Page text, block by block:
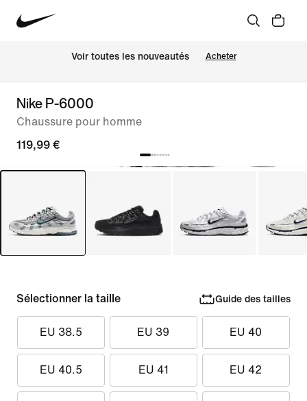
Voir toutes les nouveautés Acheter
Nike P-6000
Chaussure pour homme
119,99 €
Sélectionner la taille Guide des tailles
EU 38.5 EU 39 EU 40
EU 40.5 EU 41 EU 42